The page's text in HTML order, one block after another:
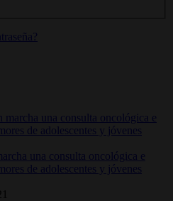
una consulta oncológica e
de adolescentes y jóvenes